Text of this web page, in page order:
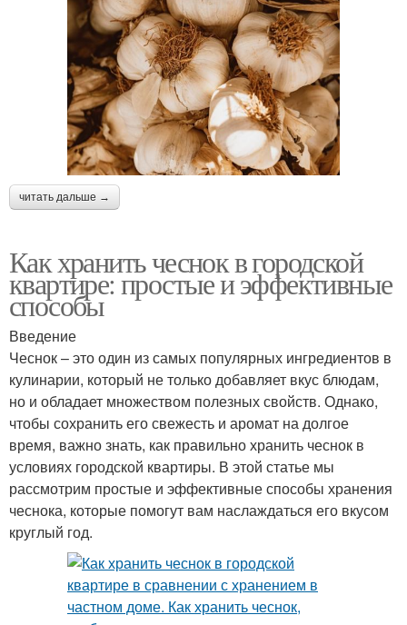
читать дальше →
Как хранить чеснок в городской
квартире: простые и эффективные
способы
Введение
Чеснок – это один из самых популярных ингредиентов в
кулинарии, который не только добавляет вкус блюдам,
но и обладает множеством полезных свойств. Однако,
чтобы сохранить его свежесть и аромат на долгое
время, важно знать, как правильно хранить чеснок в
условиях городской квартиры. В этой статье мы
рассмотрим простые и эффективные способы хранения
чеснока, которые помогут вам наслаждаться его вкусом
круглый год.